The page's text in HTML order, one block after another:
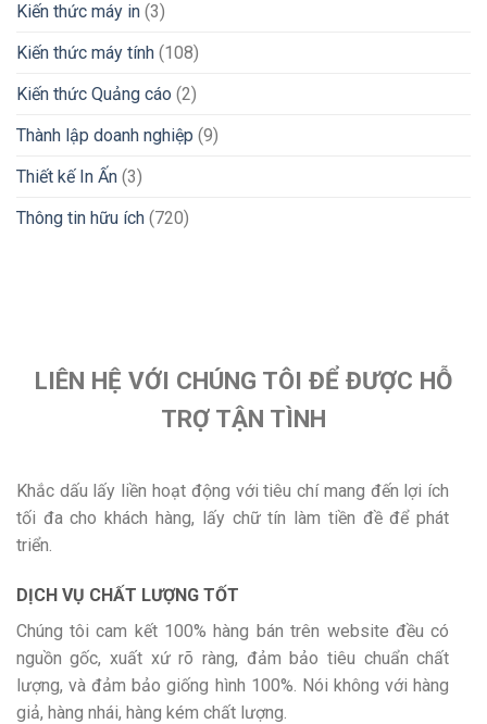
Kiến thức máy in (3)
Kiến thức máy tính (108)
Kiến thức Quảng cáo (2)
Thành lập doanh nghiệp (9)
Thiết kế In Ấn (3)
Thông tin hữu ích (720)
LIÊN HỆ VỚI CHÚNG TÔI ĐỂ ĐƯỢC HỖ
TRỢ TẬN TÌNH
Khắc dấu lấy liền hoạt động với tiêu chí mang đến lợi ích
tối đa cho khách hàng, lấy chữ tín làm tiền đề để phát
triển.
DỊCH VỤ CHẤT LƯỢNG TỐT
Chúng tôi cam kết 100% hàng bán trên website đều có
nguồn gốc, xuất xứ rõ ràng, đảm bảo tiêu chuẩn chất
lượng, và đảm bảo giống hình 100%. Nói không với hàng
giả, hàng nhái, hàng kém chất lượng.